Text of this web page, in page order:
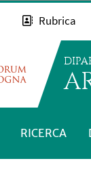
Rubrica
RICERCA